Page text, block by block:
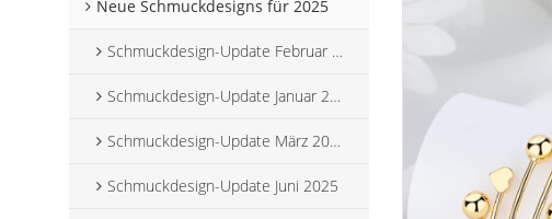
Neue Schmuckdesigns für 2025
Schmuckdesign-Update Februar 2025
Schmuckdesign-Update Januar 2025
Schmuckdesign-Update März 2025
Schmuckdesign-Update Juni 2025